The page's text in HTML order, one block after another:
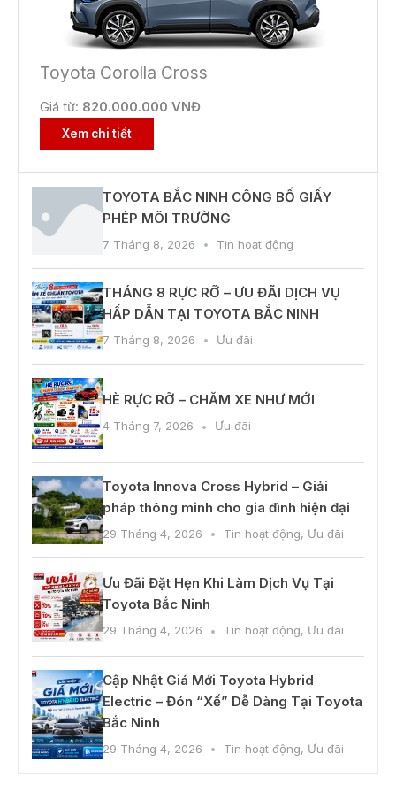
Toyota Corolla Cross
Giá từ: 820.000.000 VNĐ
Xem chi tiết
TOYOTA BẮC NINH CÔNG BỐ GIẤY
PHÉP MÔI TRƯỜNG
7 Tháng 8, 2026 Tin hoạt động
THÁNG 8 RỰC RỠ – ƯU ĐÃI DỊCH VỤ
HẤP DẪN TẠI TOYOTA BẮC NINH
7 Tháng 8, 2026 Ưu đãi
HÈ RỰC RỠ – CHĂM XE NHƯ MỚI
4 Tháng 7, 2026 Ưu đãi
Toyota Innova Cross Hybrid – Giải
pháp thông minh cho gia đình hiện đại
29 Tháng 4, 2026 Tin hoạt động, Ưu đãi
Ưu Đãi Đặt Hẹn Khi Làm Dịch Vụ Tại
Toyota Bắc Ninh
29 Tháng 4, 2026 Tin hoạt động, Ưu đãi
Cập Nhật Giá Mới Toyota Hybrid
Electric – Đón “Xế” Dễ Dàng Tại Toyota
Bắc Ninh
29 Tháng 4, 2026 Tin hoạt động, Ưu đãi